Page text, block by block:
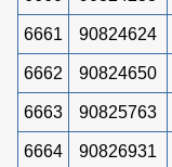
6661 90824624
6662 90824650
6663 90825763
6664 90826931